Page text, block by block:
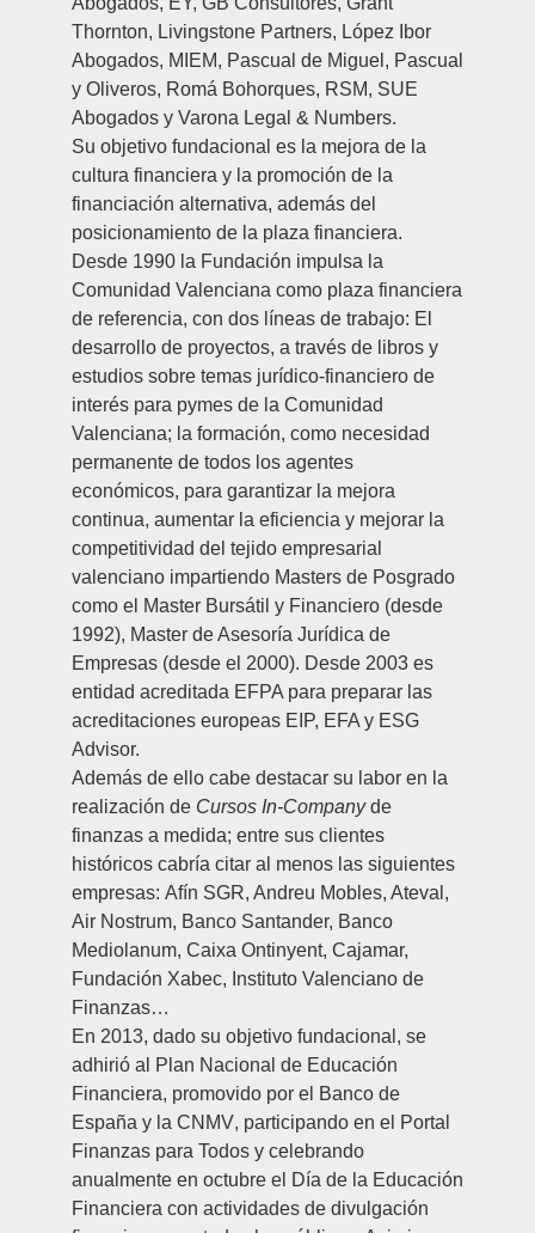
Thornton, Livingstone Partners, López Ibor
Abogados, MIEM, Pascual de Miguel, Pascual
y Oliveros, Romá Bohorques, RSM, SUE
Abogados y Varona Legal & Numbers.
Su objetivo fundacional es la mejora de la
cultura financiera y la promoción de la
financiación alternativa, además del
posicionamiento de la plaza financiera.
Desde 1990 la Fundación impulsa la
Comunidad Valenciana como plaza financiera
de referencia, con dos líneas de trabajo: El
desarrollo de proyectos, a través de libros y
estudios sobre temas jurídico-financiero de
interés para pymes de la Comunidad
Valenciana; la formación, como necesidad
permanente de todos los agentes
económicos, para garantizar la mejora
continua, aumentar la eficiencia y mejorar la
competitividad del tejido empresarial
valenciano impartiendo Masters de Posgrado
como el Master Bursátil y Financiero (desde
1992), Master de Asesoría Jurídica de
Empresas (desde el 2000). Desde 2003 es
entidad acreditada EFPA para preparar las
acreditaciones europeas EIP, EFA y ESG
Advisor.
Además de ello cabe destacar su labor en la
realización de Cursos In-Companyde
finanzas a medida; entre sus clientes
históricos cabría citar al menos las siguientes
empresas: Afín SGR, Andreu Mobles, Ateval,
Air Nostrum, Banco Santander, Banco
Mediolanum, Caixa Ontinyent, Cajamar,
Fundación Xabec, Instituto Valenciano de
Finanzas…
En 2013, dado su objetivo fundacional, se
adhirió al
Plan Nacional de Educación
Financiera, promovido por el Banco de
España y la CNMV, participando en el Portal
Finanzas para Todos y celebrando
anualmente en octubre el Día de la Educación
Financiera con actividades de divulgación